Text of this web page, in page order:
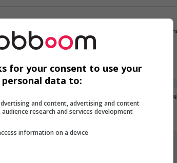
en maintenance- gestion
actifs du bâtiment
, QC
production
CONSTRUCTION, PRODUCTION ET MANUTENTION
EST PRÉSENTÉ PAR
Union Recrutement
Saint-Eustache,
for your consent to use your
personal data to:
and content, advertising and content
research and services development
information on a device